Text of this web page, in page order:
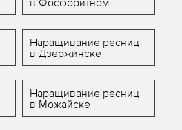
Наращивание ресниц
в Дзержинске
Наращивание ресниц
в Можайске